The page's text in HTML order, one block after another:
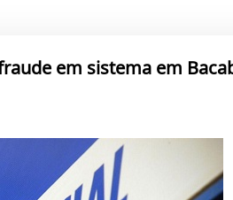
em sistema em